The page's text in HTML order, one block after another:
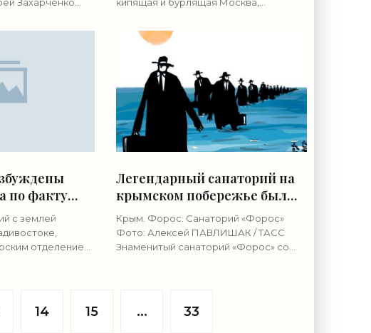
чтобы привлечь
трамваи, и... печально знаменитые
торговые павильоны на заднем плане.
по факту
с землей
отделением
Легендарный санаторий на
крымском побережье был
продан за копейки -
«Недвижимость»
Крым. Форос. Санаторий «Форос»
Фото: Алексей ПАВЛИШАК / ТАСС
Знаменитый санаторий «Форос» со
14 15 ... 33